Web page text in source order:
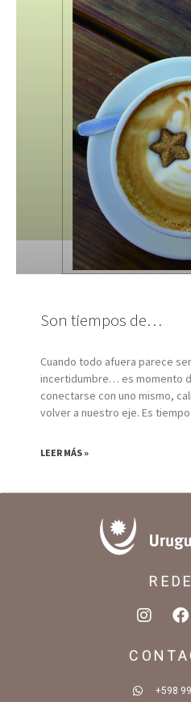
Son tiempos de…
Cuando todo afuera parece
incertidumbre… es momento
conectarse con uno mismo,
volver a nuestro eje. Es
LEER MÁS »
+598